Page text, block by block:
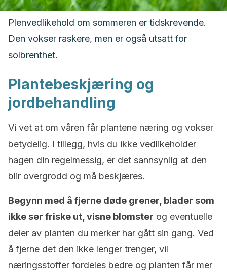
Plenvedlikehold om sommeren er tidskrevende.
Den vokser raskere, men er også utsatt for
solbrenthet.
Plantebeskjæring og
jordbehandling
Vi vet at om våren får plantene næring og vokser
betydelig. I tillegg, hvis du ikke vedlikeholder
hagen din regelmessig, er det sannsynlig at den
blir overgrodd og må beskjæres.
Begynn med å fjerne døde grener, blader som
ikke ser friske ut, visne blomster og eventuelle
deler av planten du merker har gått sin gang. Ved
å fjerne det den ikke lenger trenger, vil
næringsstoffer fordeles bedre og planten får mer